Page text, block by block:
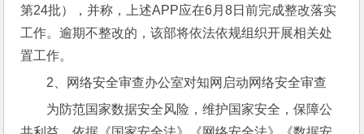
第24批），并称，上述APP应在6月8日前完成整改落实
工作。逾期不整改的，该部将依法依规组织开展相关处
置工作。
2、网络安全审查办公室对知网启动网络安全审查
为防范国家数据安全风险，维护国家安全，保障公